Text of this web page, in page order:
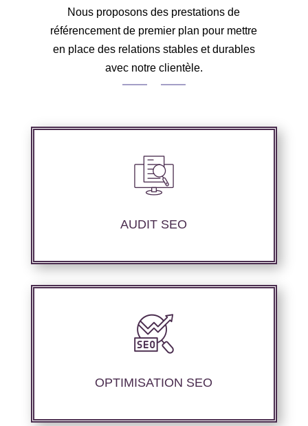
Nous proposons des prestations de
référencement de premier plan pour mettre
en place des relations stables et durables
avec notre clientèle.
AUDIT SEO
Audit complet de votre site web à travers les
mots clés pertinents, les principaux
OPTIMISATION SEO
Notre agence SEO propose des services
d’optimisation technique de site web,
les performances de référencement..